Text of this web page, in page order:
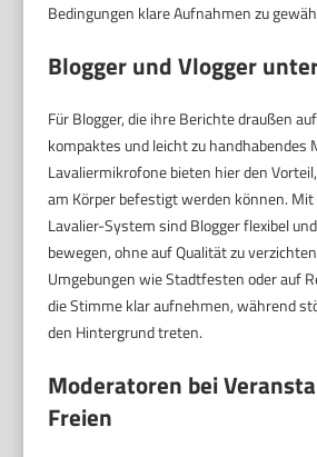
Bedingungen klare Aufnahmen zu
Blogger und Vlogger
Für Blogger, die ihre Berichte draußen
kompaktes und leicht zu handhabendes
Lavaliermikrofone bieten hier den
am Körper befestigt werden können.
Lavalier-System sind Blogger flexibel
bewegen, ohne auf Qualität zu
Umgebungen wie Stadtfesten oder auf
die Stimme klar aufnehmen, während
den Hintergrund treten.
Moderatoren bei
Freien